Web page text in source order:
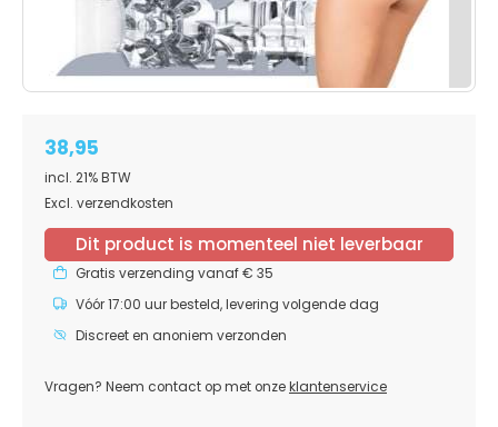
38,95
incl. 21% BTW
Excl. verzendkosten
Dit product is momenteel niet leverbaar
Gratis verzending vanaf € 35
Vóór 17:00 uur besteld, levering volgende dag
Discreet en anoniem verzonden
Vragen? Neem contact op met onzeklantenservice